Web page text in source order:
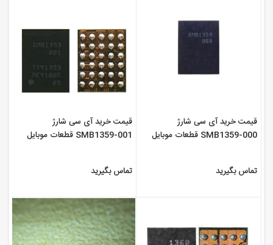
قیمت خرید آی سی شارژ
SMB1359-000 قطعات موبایل
تماس بگیرید
قیمت خرید آی سی شارژ
SMB1359-001 قطعات موبایل
تماس بگیرید